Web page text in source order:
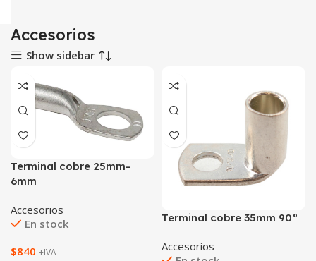
Accesorios
Show sidebar
Terminal cobre 25mm-
6mm
Accesorios
En stock
$840 +IVA
Terminal cobre 35mm 90°
Accesorios